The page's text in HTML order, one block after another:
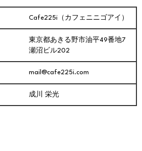
Cafe225i（カフェニニゴアイ）
東京都あきる野市油平49番地7
瀬沼ビル202
mail@cafe225i.com
成川 栄光